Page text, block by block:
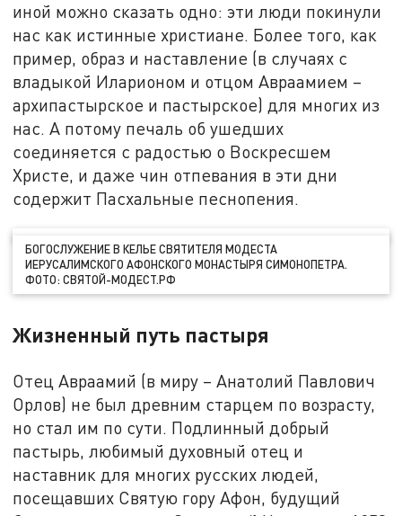
иной можно сказать одно: эти люди покинули
нас как истинные христиане. Более того, как
пример, образ и наставление (в случаях с
владыкой Иларионом и отцом Авраамием –
архипастырское и пастырское) для многих из
нас. А потому печаль об ушедших
соединяется с радостью о Воскресшем
Христе, и даже чин отпевания в эти дни
содержит Пасхальные песнопения.
БОГОСЛУЖЕНИЕ В КЕЛЬЕ СВЯТИТЕЛЯ МОДЕСТА
ИЕРУСАЛИМСКОГО АФОНСКОГО МОНАСТЫРЯ СИМОНОПЕТРА.
ФОТО: СВЯТОЙ-МОДЕСТ.РФ
Жизненный путь пастыря
Отец Авраамий (в миру – Анатолий Павлович
Орлов) не был древним старцем по возрасту,
но стал им по сути. Подлинный добрый
пастырь, любимый духовный отец и
наставник для многих русских людей,
посещавших Святую гору Афон, будущий